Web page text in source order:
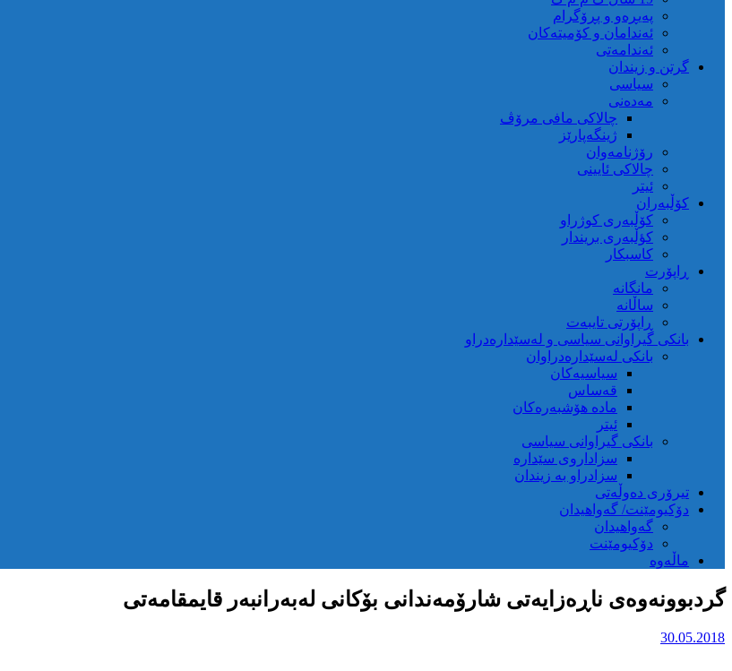
پەیڕەو و پڕۆگرام
ئەندامان و کۆمیتەکان
ئەندامەتی
گرتن و زیندان
سیاسی
مەدەنی
چالاکی مافی مرۆڤ
ژینگەپارێز
رۆژنامەوان
چالاکی ئایینی
ئیتر
کۆڵبەران
کۆڵبەری کوژراو
کؤڵبەری بریندار
کاسبکار
ڕاپۆرت
مانگانە
ساڵانە
ڕاپۆرتی تایبەت
بانکی گیراوانی سیاسی و لەسێدارەدراو
بانکی لەسێدارەدراوان
سیاسیەکان
قەساس
مادە هۆشبەرەکان
ئیتر
بانکی گیراوانی سیاسی
سزاداروی سێدارە
سزادراو بە زیندان
تیرۆری دەوڵەتی
دۆکیومێنت/ گەواهیدان
گەواهیدان
دۆکیومێنت
ماڵەوە
گردبوونەوەی ناڕەزایەتی شارۆمەندانی بۆکانی لەبەرانبەر قایمقامەتی
30.05.2018